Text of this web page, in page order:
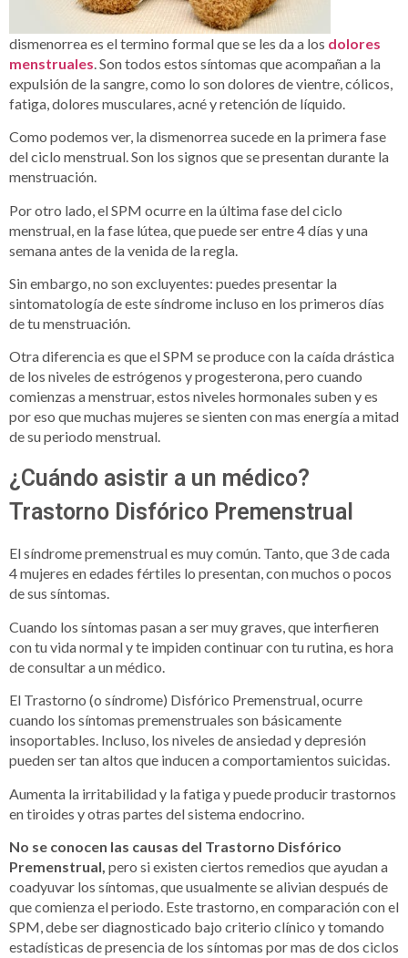
dismenorrea es el termino formal que se les da a los dolores
menstruales. Son todos estos síntomas que acompañan a la
expulsión de la sangre, como lo son dolores de vientre, cólicos,
fatiga, dolores musculares, acné y retención de líquido.
Como podemos ver, la dismenorrea sucede en la primera fase
del ciclo menstrual. Son los signos que se presentan durante la
menstruación.
Por otro lado, el SPM ocurre en la última fase del ciclo
menstrual, en la fase lútea, que puede ser entre 4 días y una
semana antes de la venida de la regla.
Sin embargo, no son excluyentes: puedes presentar la
sintomatología de este síndrome incluso en los primeros días
de tu menstruación.
Otra diferencia es que el SPM se produce con la caída drástica
de los niveles de estrógenos y progesterona, pero cuando
comienzas a menstruar, estos niveles hormonales suben y es
por eso que muchas mujeres se sienten con mas energía a mitad
de su periodo menstrual.
¿Cuándo asistir a un médico?
Trastorno Disfórico Premenstrual
El síndrome premenstrual es muy común. Tanto, que 3 de cada
4 mujeres en edades fértiles lo presentan, con muchos o pocos
de sus síntomas.
Cuando los síntomas pasan a ser muy graves, que interfieren
con tu vida normal y te impiden continuar con tu rutina, es hora
de consultar a un médico.
El Trastorno (o síndrome) Disfórico Premenstrual, ocurre
cuando los síntomas premenstruales son básicamente
insoportables. Incluso, los niveles de ansiedad y depresión
pueden ser tan altos que inducen a comportamientos suicidas.
Aumenta la irritabilidad y la fatiga y puede producir trastornos
en tiroides y otras partes del sistema endocrino.
No se conocen las causas del Trastorno Disfórico
Premenstrual, pero si existen ciertos remedios que ayudan a
coadyuvar los síntomas, que usualmente se alivian después de
que comienza el periodo. Este trastorno, en comparación con el
SPM, debe ser diagnosticado bajo criterio clínico y tomando
estadísticas de presencia de los síntomas por mas de dos ciclos